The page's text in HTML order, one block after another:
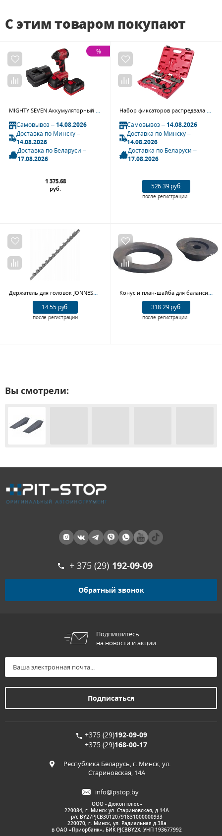
С этим товаром покупают
%
MIGHTY SEVEN Аккумуляторный шуруповерт, ударный, 18 В, 4 предмета, кейс, DS-202A
Самовывоз –14.08.2026
Доставка по Минску –
14.08.2026
Доставка по Беларуси –
17.08.2026
1 375.68
руб.
Набор фиксаторов распредвала для установки фаз ГРМ JTC 4117 (BMW N63)
Самовывоз –14.08.2026
Доставка по Минску –
14.08.2026
Доставка по Беларуси –
17.08.2026
526.39 руб.
после регистрации
14.55 руб.
после регистрации
318.29 руб.
после регистрации
Вы смотрели:
+ 375 (29) 192-09-09
Обратный звонок
Подпишитесь
на новости и акции:
+375 (29)192-09-09
+375 (29)168-00-17
Республика Беларусь, г. Минск, ул.
Стариновская, 14А
info@pstop.by
ООО «Дюкон плюс»
220084, г. Минск ул. Стариновская, д.14А
р/с BY27PJCB30120791831000000933
220070, г. Минск, ул. Радиальная д.38а
в ОАО «Приорбанк», БИК PJCBBY2X, УНП 193677992